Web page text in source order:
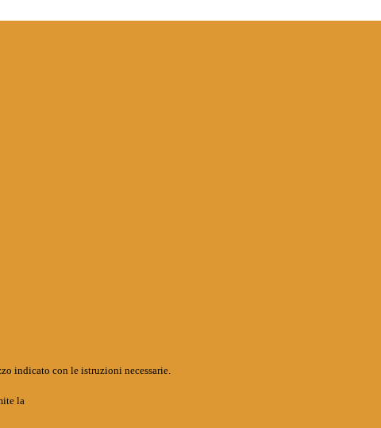
indicato con le istruzioni necessarie.
la